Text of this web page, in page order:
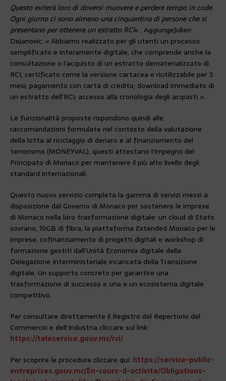
Questo eviterà loro di doversi muovere e perdere tempo in code.
Ogni giorno ci sono almeno una cinquantina di persone che si
presentano per ottenere un estratto RCI« . AggiungeJulien
Dejanovic: « Abbiamo realizzato per gli utenti un processo
semplificato e interamente digitale, che comprende anche la
consultazione o l’acquisto di un estratto dematerializzato di
RCI, certificato come la versione cartacea e riutilizzabile per 3
mesi; pagamento con carta di credito; download immediato di
un estratto dell’RCI; accesso alla cronologia degli acquisti ».
Le funzionalità proposte rispondono quindi alle
raccomandazioni formulate nel contesto della valutazione
della lotta al riciclaggio di denaro e al finanziamento del
terrorismo (MONEYVAL), questi attestano l’impegno del
Principato di Monaco per mantenere il più alto livello degli
standard internazionali.
Questo nuovo servizio completa la gamma di servizi messi a
disposizione dal Governo di Monaco per sostenere le imprese
di Monaco nella loro trasformazione digitale: un cloud di Stato
sovrano, 10GB di fibra, la piattaforma Extended Monaco per le
imprese, cofinanziamento di progetti digitali e workshop di
formazione gestiti dall’Unità Economia digitale della
Delegazione Interministeriale incaricata della Transizione
digitale. Un supporto concreto per garantire una
trasformazione di successo e una e un ecosistema digitale
competitivo.
Per consultare direttamente il Registro del Repertorio del
Commercio e dell’Industria cliccare sul link:
https://teleservice.gouv.mc/rci/
Per scoprire le procedure cliccare qui: https://service-public-
entreprises.gouv.mc/En-cours-d-activite/Obligations-